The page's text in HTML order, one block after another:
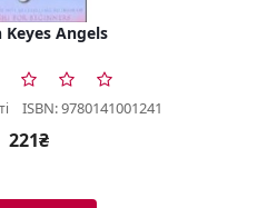
Keyes Angels
ISBN: 9780141001241
221₴